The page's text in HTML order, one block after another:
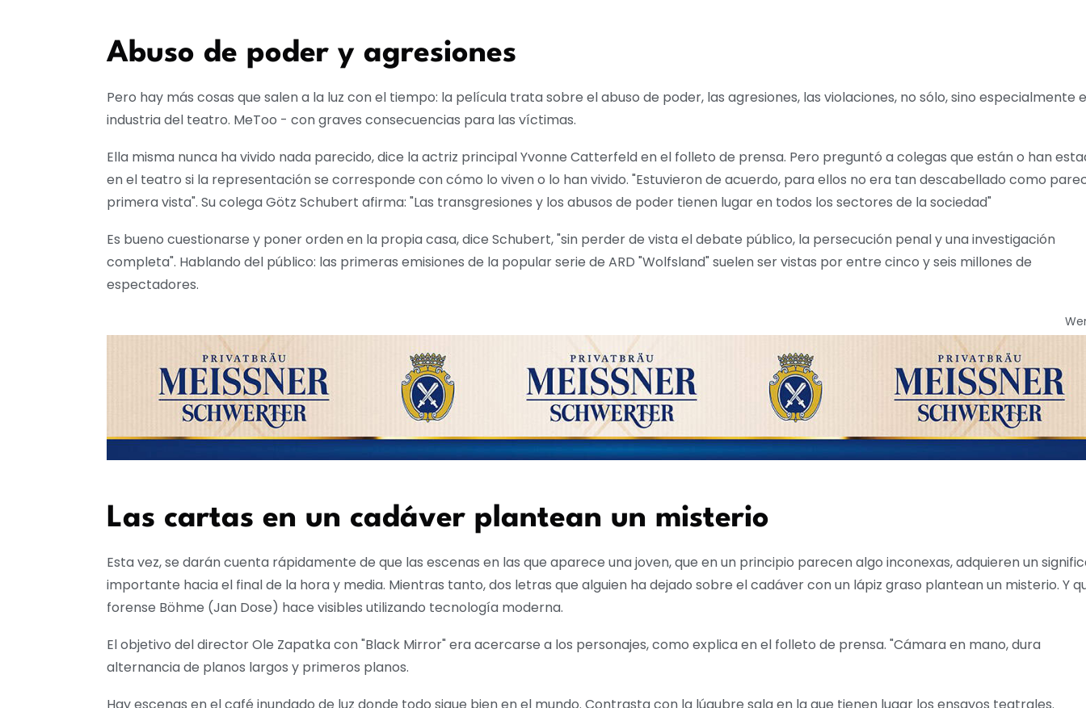
Abuso de poder y agresiones
Pero hay más cosas que salen a la luz con el tiempo: la película trata sobre el abuso de poder, las agresiones, las violaciones, no sólo, sino especialmente
industria del teatro. MeToo - con graves consecuencias para las víctimas.
Ella misma nunca ha vivido nada parecido, dice la actriz principal Yvonne Catterfeld en el folleto de prensa. Pero preguntó a colegas que están o han
en el teatro si la representación se corresponde con cómo lo viven o lo han vivido. "Estuvieron de acuerdo, para ellos no era tan descabellado como
primera vista". Su colega Götz Schubert afirma: "Las transgresiones y los abusos de poder tienen lugar en todos los sectores de la sociedad"
Es bueno cuestionarse y poner orden en la propia casa, dice Schubert, "sin perder de vista el debate público, la persecución penal y una investigación
completa". Hablando del público: las primeras emisiones de la popular serie de ARD "Wolfsland" suelen ser vistas por entre cinco y seis millones de
espectadores.
Las cartas en un cadáver plantean un misterio
Esta vez, se darán cuenta rápidamente de que las escenas en las que aparece una joven, que en un principio parecen algo inconexas, adquieren un
importante hacia el final de la hora y media. Mientras tanto, dos letras que alguien ha dejado sobre el cadáver con un lápiz graso plantean un misterio. Y
forense Böhme (Jan Dose) hace visibles utilizando tecnología moderna.
El objetivo del director Ole Zapatka con "Black Mirror" era acercarse a los personajes, como explica en el folleto de prensa. "Cámara en mano, dura
alternancia de planos largos y primeros planos.